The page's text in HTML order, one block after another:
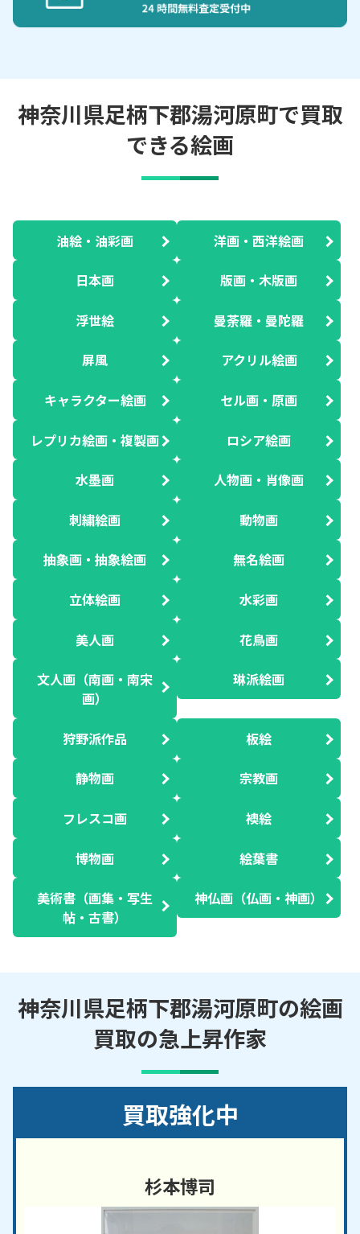
神奈川県足柄下郡湯河原町で買取
できる絵画
油絵・油彩画 洋画・西洋絵画
日本画 版画・木版画
浮世絵 曼荼羅・曼陀羅
屏風 アクリル絵画
キャラクター絵画 セル画・原画
レプリカ絵画・複製画 ロシア絵画
水墨画 人物画・肖像画
刺繍絵画 動物画
抽象画・抽象絵画 無名絵画
立体絵画 水彩画
美人画 花鳥画
文人画（南画・南宋
画）
琳派絵画
狩野派作品 板絵
静物画 宗教画
フレスコ画 襖絵
博物画 絵葉書
美術書（画集・写生
帖・古書）
神仏画（仏画・神画）
神奈川県足柄下郡湯河原町の絵画
買取の急上昇作家
買取強化中
杉本博司